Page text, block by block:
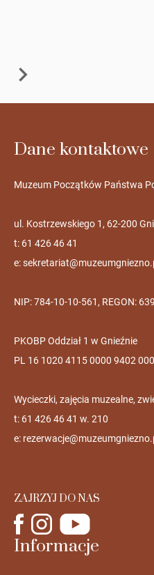
Dane kontaktowe
Muzeum Początków Państwa
ul. Kostrzewskiego 1, 62-200
t: 61 426 46 41
e:
NIP: 784-10-10-561, REGON:
PKOBP Oddział 1 w Gnieźnie
PL 16 1020 4115 0000 9402
Wycieczki, zajęcia muzealne,
t: 61 426 46 41 w. 210
e:
ZAJRZYJ DO NAS
Informacje